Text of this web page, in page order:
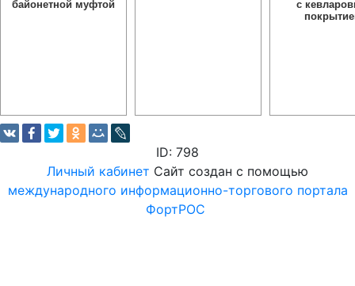
байонетной муфтой
с
ID: 798
Личный кабинет Сайт создан с помощью
международного информационно-торгового портала
ФортРОС